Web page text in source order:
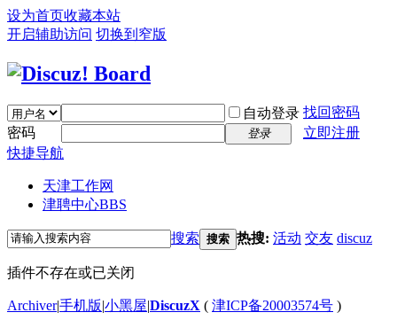
设为首页收藏本站
开启辅助访问 切换到窄版
自动登录 找回密码
密码
登录
立即注册
快捷导航
天津工作网
津聘中心BBS
搜索 搜索 热搜: 活动 交友 discuz
插件不存在或已关闭
Archiver|手机版|小黑屋|DiscuzX ( 津ICP备20003574号 )